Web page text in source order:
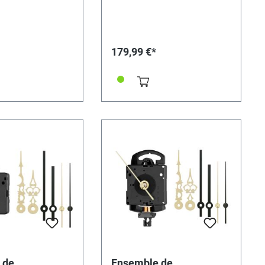
pleines).Avec
gong, paire de
et
de
heures pleines). Avec des leviers
SANS gong, paire de mains, fils
de levage et sifflets. Profondeur
Profondeur de montage sans
179,99 €*